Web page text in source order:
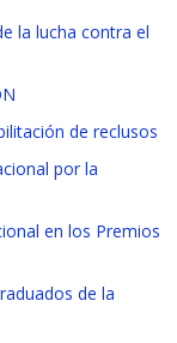
la lucha contra el
de reclusos
por la
en los Premios
de la